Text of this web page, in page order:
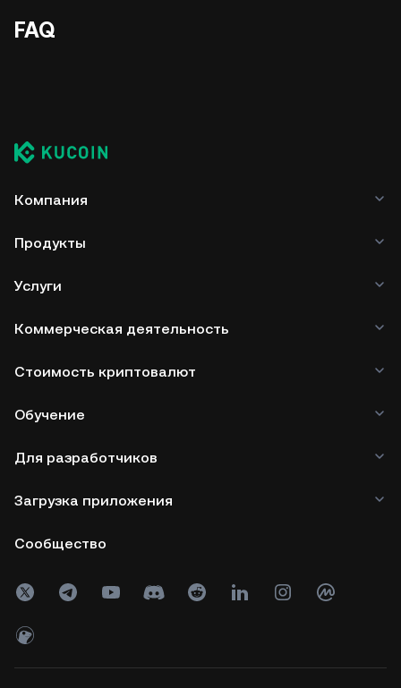
FAQ
Компания
Продукты
Услуги
Коммерческая деятельность
Стоимость криптовалют
Обучение
Для разработчиков
Загрузка приложения
Сообщество